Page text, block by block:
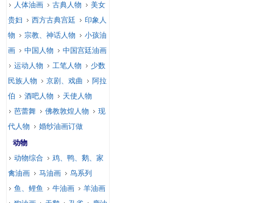
人体油画
古典人物
美女
贵妇
西方古典宫廷
印象人
物
宗教、神话人物
小孩油
画
中国人物
中国宫廷油画
运动人物
工笔人物
少数
民族人物
京剧、戏曲
阿拉
伯
酒吧人物
天使人物
芭蕾舞
佛教敦煌人物
现
代人物
婚纱油画订做
动物
动物综合
鸡、鸭、鹅、家
禽油画
马油画
鸟系列
鱼、鲤鱼
牛油画
羊油画